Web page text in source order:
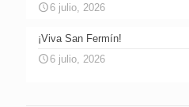
6 julio, 2026
¡Viva San Fermín!
6 julio, 2026